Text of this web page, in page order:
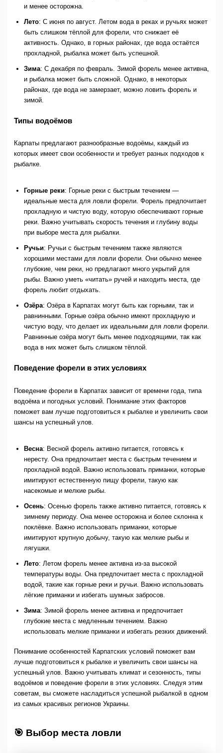
и менее осторожна.
Лето: С июня по август. Летом вода в реках и ручьях может
быть слишком тёплой для форели, что снижает её
активность. Однако, в горных районах, где вода остаётся
прохладной, рыбалка может быть успешной.
Зима: С декабря по февраль. Зимой форель менее активна,
и рыбалка может быть сложной. Однако, в некоторых
районах, где вода не замерзает, можно ловить форель и
зимой.
Типы водоёмов
Карпаты предлагают разнообразные водоёмы, каждый из
которых имеет свои особенности и требует разных подходов к
рыбалке.
Горные реки: Горные реки с быстрым течением —
идеальные места для ловли форели. Форель предпочитает
прохладную и чистую воду, которую обеспечивают горные
реки. Важно учитывать скорость течения и глубину воды
при выборе места для рыбалки.
Ручьи: Ручьи с быстрым течением также являются
хорошими местами для ловли форели. Они обычно менее
глубокие, чем реки, но предлагают много укрытий для
рыбы. Важно уметь «читать» ручей и находить места, где
форель любит отдыхать.
Озёра: Озёра в Карпатах могут быть как горными, так и
равнинными. Горные озёра обычно имеют прохладную и
чистую воду, что делает их идеальными для ловли форели.
Равнинные озёра могут быть менее подходящими, так как
вода в них может быть слишком тёплой.
Поведение форели в этих условиях
Поведение форели в Карпатах зависит от времени года, типа
водоёма и погодных условий. Понимание этих факторов
поможет вам лучше подготовиться к рыбалке и увеличить свои
шансы на успешный улов.
Весна: Весной форель активно питается, готовясь к
нересту. Она предпочитает места с быстрым течением и
прохладной водой. Важно использовать приманки, которые
имитируют естественную пищу форели, такую как
насекомые и мелкие рыбы.
Осень: Осенью форель также активно питается, готовясь к
зимнему периоду. Она менее осторожна и более склонна к
поклёвке. Важно использовать приманки, которые
имитируют крупную добычу, такую как мелкие рыбы и
лягушки.
Лето: Летом форель менее активна из-за высокой
температуры воды. Она предпочитает места с прохладной
водой, такие как горные реки и ручьи. Важно использовать
лёгкие приманки и избегать шумных забросов.
Зима: Зимой форель менее активна и предпочитает
глубокие места с медленным течением. Важно
использовать мелкие приманки и избегать резких движений.
Понимание особенностей Карпатских условий поможет вам
лучше подготовиться к рыбалке и увеличить свои шансы на
успешный улов. Важно учитывать климат и сезонность, типы
водоёмов и поведение форели в этих условиях. Следуя этим
советам, вы сможете насладиться успешной рыбалкой в одном
из самых красивых регионов Украины.
🎯 Выбор места ловли